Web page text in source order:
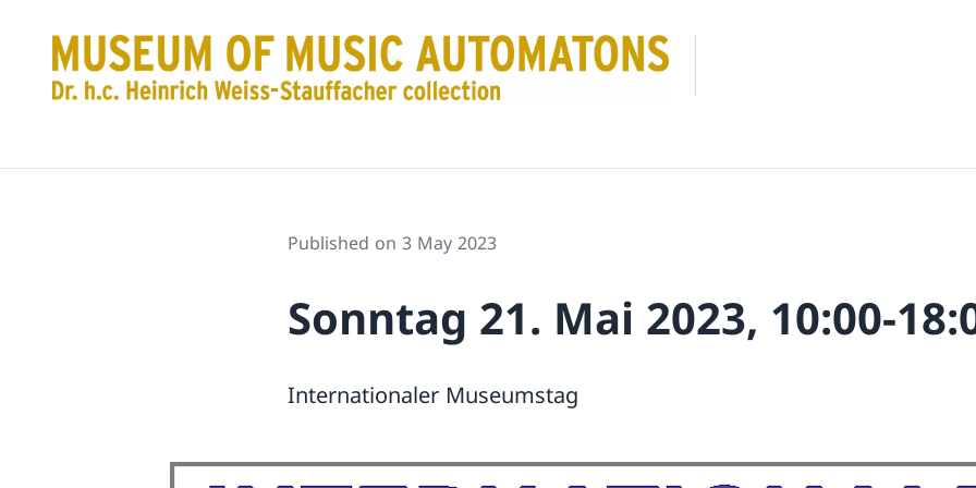
Published on 3 May 2023
Sonntag 21. Mai 2023, 10:00-
Internationaler Museumstag